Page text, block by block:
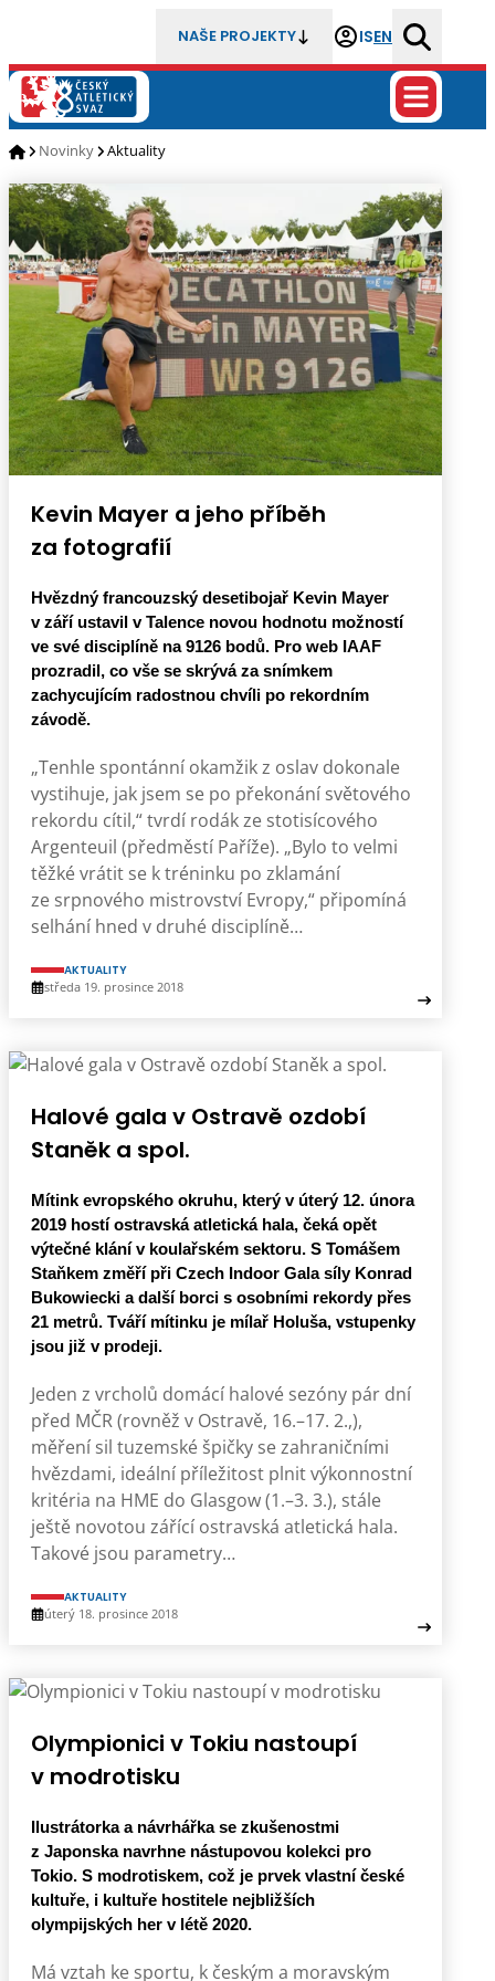
NAŠE PROJEKTY ISEN
Novinky Aktuality
Kevin Mayer a jeho příběh
za fotografií
Hvězdný francouzský desetibojař Kevin Mayer
v září ustavil v Talence novou hodnotu možností
ve své disciplíně na 9126 bodů. Pro web IAAF
prozradil, co vše se skrývá za snímkem
zachycujícím radostnou chvíli po rekordním
závodě.
„Tenhle spontánní okamžik z oslav dokonale
vystihuje, jak jsem se po překonání světového
rekordu cítil,“ tvrdí rodák ze stotisícového
Argenteuil (předměstí Paříže). „Bylo to velmi
těžké vrátit se k tréninku po zklamání
ze srpnového mistrovství Evropy,“ připomíná
selhání hned v druhé disciplíně…
AKTUALITY
středa 19. prosince 2018
Halové gala v Ostravě ozdobí
Staněk a spol.
Mítink evropského okruhu, který v úterý 12. února
2019 hostí ostravská atletická hala, čeká opět
výtečné klání v koulařském sektoru. S Tomášem
Staňkem změří při Czech Indoor Gala síly Konrad
Bukowiecki a další borci s osobními rekordy přes
21 metrů. Tváří mítinku je mílař Holuša, vstupenky
jsou již v prodeji.
Jeden z vrcholů domácí halové sezóny pár dní
před MČR (rovněž v Ostravě, 16.–17. 2.,),
měření sil tuzemské špičky se zahraničními
hvězdami, ideální příležitost plnit výkonnostní
kritéria na HME do Glasgow (1.–3. 3.), stále
ještě novotou zářící ostravská atletická hala.
Takové jsou parametry…
AKTUALITY
úterý 18. prosince 2018
Olympionici v Tokiu nastoupí
v modrotisku
Ilustrátorka a návrhářka se zkušenostmi
z Japonska navrhne nástupovou kolekci pro
Tokio. S modrotiskem, což je prvek vlastní české
kultuře, i kultuře hostitele nejbližších
olympijských her v létě 2020.
Má vztah ke sportu, k českým a moravským